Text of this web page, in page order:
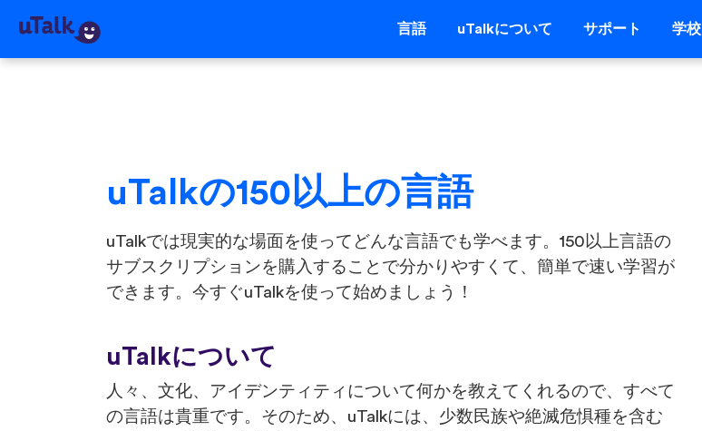
言語 uTalkについて サポート 学校
uTalkの150以上の言語
uTalkでは現実的な場面を使ってどんな言語でも学べます。150以上言語の
サブスクリプションを購入することで分かりやすくて、簡単で速い学習が
できます。今すぐuTalkを使って始めましょう！
uTalkについて
人々、文化、アイデンティティについて何かを教えてくれるので、すべて
の言語は貴重です。そのため、uTalkには、少数民族や絶滅危惧種を含む